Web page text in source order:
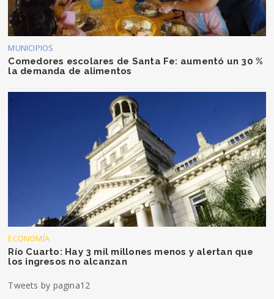
MUNICIPIOS
Comedores escolares de Santa Fe: aumentó un 30 %
la demanda de alimentos
ECONOMÍA
Río Cuarto: Hay 3 mil millones menos y alertan que
los ingresos no alcanzan
Tweets by pagina12